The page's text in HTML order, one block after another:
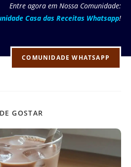
Entre agora em Nossa Comunidade:
Casa das Receitas Whatsapp!
COMUNIDADE WHATSAPP
GOSTAR